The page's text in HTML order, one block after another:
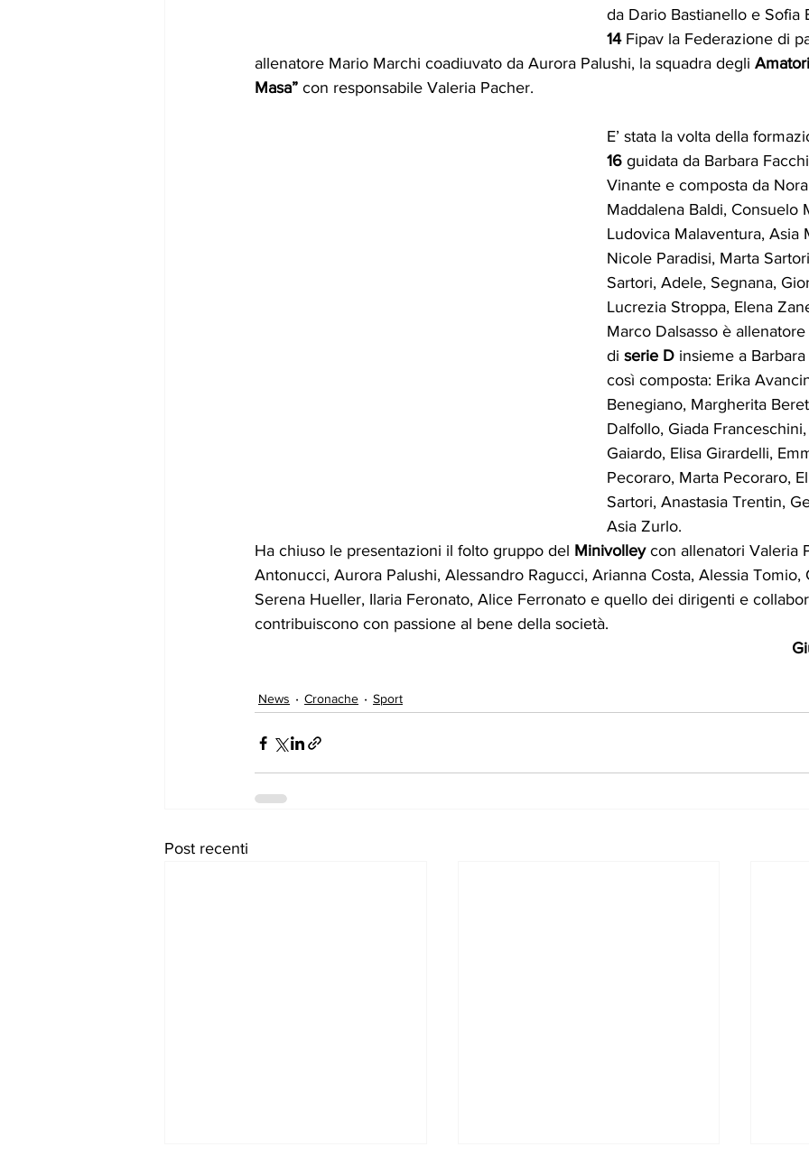
da Dario Bastianello e Sofia
14 Fipav la Federazione di
allenatore Mario Marchi coadiuvato da Aurora Palushi, la squadra degli
Masa” con responsabile Valeria Pacher.
E’ stata la volta della
16 guidata da Barbara
Vinante e composta da
Maddalena Baldi, Consuelo
Ludovica Malaventura, Asia
Nicole Paradisi, Marta
Sartori, Adele, Segnana,
Lucrezia Stroppa, Elena
Marco Dalsasso è
di serie D insieme a
così composta: Erika
Benegiano, Margherita
Dalfollo, Giada
Gaiardo, Elisa Girardelli,
Pecoraro, Marta Pecoraro,
Sartori, Anastasia Trentin,
Asia Zurlo.
Ha chiuso le presentazioni il folto gruppo del Minivolley con allenatori Valeria
Antonucci, Aurora Palushi, Alessandro Ragucci, Arianna Costa, Alessia
Serena Hueller, Ilaria Feronato, Alice Ferronato e quello dei dirigenti e
contribuiscono con passione al bene della società.
News Cronache Sport
Post recenti